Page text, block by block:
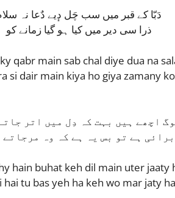
دَبّا کے قبر میں سب چَل دٕیے دٌعا نہ
ذرا سی دیر میں کیا ہو گیا زمانے کو
qabr main sab chal diye dua na
si dair main kiya ho giya zamany ko
اچھے ہیں بہت کہ دِل میں اتر
برائی ہے تو بس یہ ہے کہ وہ مرجاتے
hain buhat keh dil main uter jaaty
hai tu bas yeh ha keh wo mar jaty